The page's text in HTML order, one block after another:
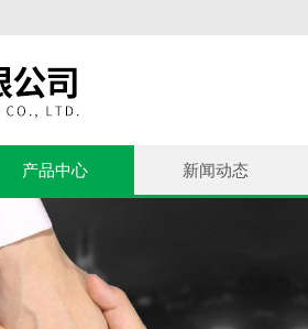
产品中心 新闻动态